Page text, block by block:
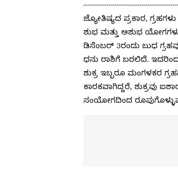
ಜ್ಯೋತಿಷ್ಯದ ಪ್ರಕಾರ,
ಶುಭ ಮತ್ತು ಅಶುಭ
ಡಿಸೆಂಬರ್ 3ರಂದು ಬುಧ
ಧನು ರಾಶಿಗೆ ಬರಲಿದೆ.
ಶುಕ್ರ ಇಬ್ಬರೂ ಮಂಗಳಕರ
ಕಾರಕವಾಗಿದ್ದರೆ, ಶುಕ್ರವು
ಸಂಯೋಗದಿಂದ